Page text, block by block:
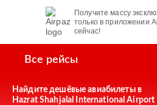
Получите массу
только в приложении
сейчас!
Все рейсы
Найдите дешёвые авиабилеты в
Hazrat Shahjalal International Airport